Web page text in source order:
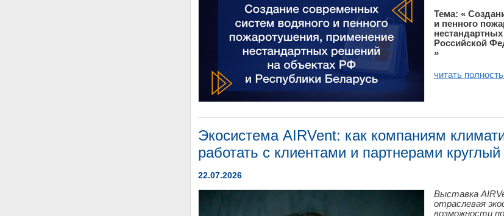
Тема: «
и пенного
Российской
»
читать
Экосистема AIRVent: как компаниям
работать с клиентами и партнерами круглый
22.07.2026
Выставка
отраслевая
возможности